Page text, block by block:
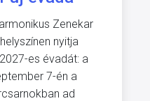
Zenekar
nyitja
es évadát: a
7-én a
ad